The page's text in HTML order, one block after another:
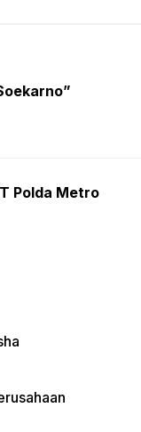
Polda Metro